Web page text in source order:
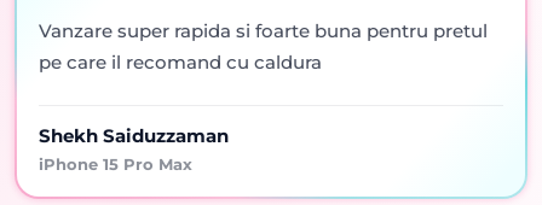
Vanzare super rapida si foarte buna pentru pretul
pe care il recomand cu caldura
Shekh Saiduzzaman
iPhone 15 Pro Max